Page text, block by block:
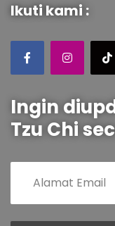
Ikuti kami :
Ingin
Tzu Chi